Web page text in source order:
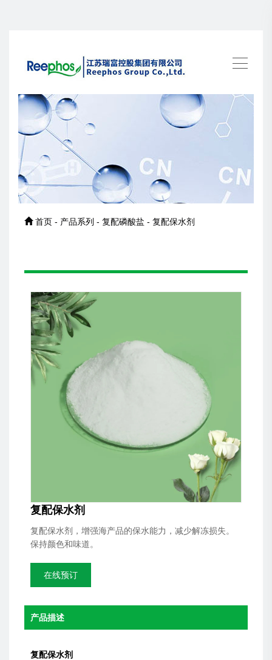
首页 - 产品系列 - 复配磷酸盐 - 复配保水剂
复配保水剂
复配保水剂，增强海产品的保水能力，减少解冻损失。
保持颜色和味道。
在线预订
产品描述
复配保水剂